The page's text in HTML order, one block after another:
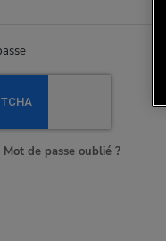
Mot de passe oublié ?